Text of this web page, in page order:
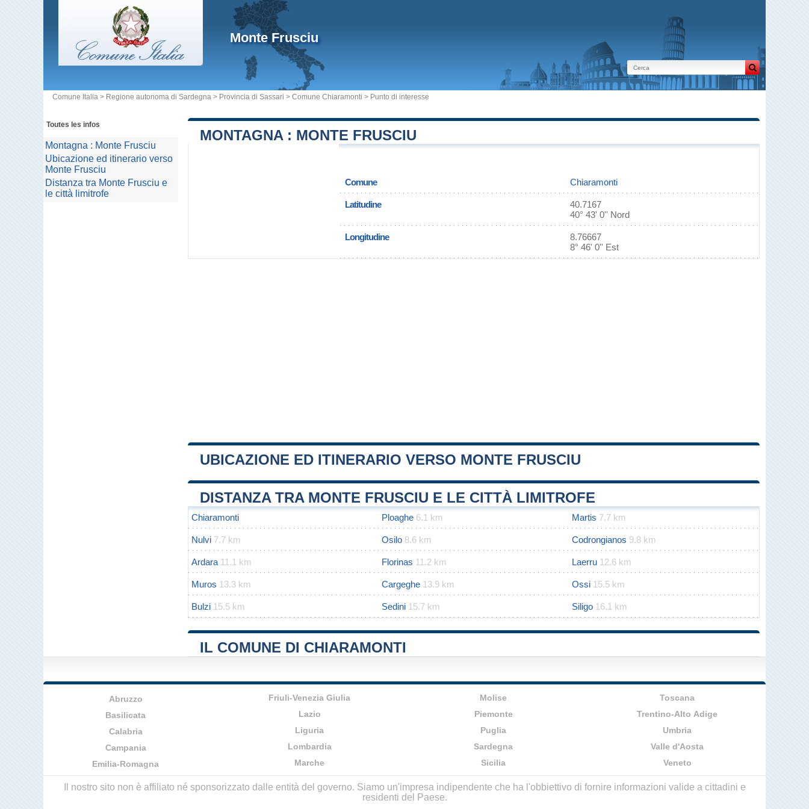
Monte Frusciu
Comune Italia > Regione autonoma di Sardegna > Provincia di Sassari > Comune Chiaramonti > Punto di interesse
MONTAGNA : MONTE FRUSCIU
Comune Chiaramonti
Latitudine
40.7167
40° 43' 0'' Nord
Longitudine
8.76667
8° 46' 0'' Est
UBICAZIONE ED ITINERARIO VERSO MONTE FRUSCIU
+
−
DISTANZA TRA MONTE FRUSCIU E LE CITTÀ LIMITROFE
Chiaramonti Ploaghe 6.1 km Martis 7.7 km
Nulvi 7.7 km Osilo 8.6 km Codrongianos 9.8 km
Ardara 11.1 km Florinas 11.2 km Laerru 12.6 km
Muros 13.3 km Cargeghe 13.9 km Ossi 15.5 km
Bulzi 15.5 km Sedini 15.7 km Siligo 16.1 km
IL COMUNE DI CHIARAMONTI
Toutes les infos
Montagna : Monte Frusciu
Ubicazione ed itinerario verso
Monte Frusciu
Distanza tra Monte Frusciu e
le città limitrofe
Abruzzo
Basilicata
Calabria
Campania
Emilia-Romagna
Friuli-Venezia Giulia
Lazio
Liguria
Lombardia
Marche
Molise
Piemonte
Puglia
Sardegna
Sicilia
Toscana
Trentino-Alto Adige
Umbria
Valle d'Aosta
Veneto
Il nostro sito non è affiliato né sponsorizzato dalle entità del governo. Siamo un'impresa indipendente che ha l'obbiettivo di fornire informazioni valide a cittadini e
residenti del Paese.